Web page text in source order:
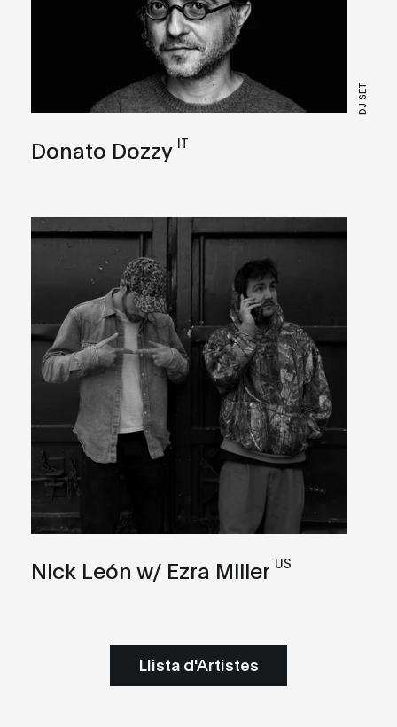
DJ SET
Donato Dozzy IT
Nick León w/ Ezra Miller US
Llista d'Artistes